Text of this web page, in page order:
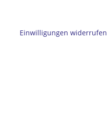
Einwilligungen widerrufen